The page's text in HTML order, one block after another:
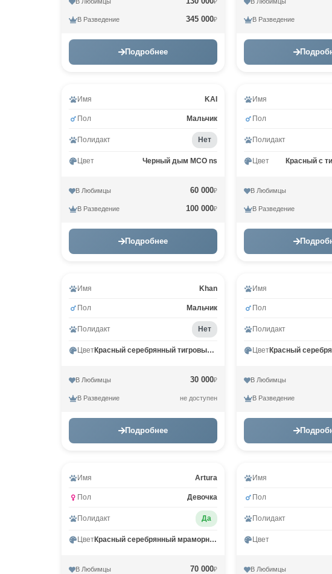
₽
В Разведение 345 000₽
Подробнее
В Разведение
Имя KAI
Пол Мальчик
Полидакт Нет
Цвет Черный дым MCO ns
В Любимцы 60 000₽
В Разведение 100 000₽
Подробнее
Имя
Пол
Полидакт
Цвет Красный с
В Любимцы
В Разведение
Имя Khan
Пол Мальчик
Полидакт Нет
Цвет Красный серебрянный тигровый MCO ds 23
В Любимцы 30 000₽
В Разведение не доступен
Подробнее
Видео
Имя
Пол
Полидакт
Цвет
В Любимцы
В Разведение
Имя Arturа
Пол Девочка
Полидакт Да
Цвет Красный серебрянный мраморный MCO ds 22
В Любимцы 70 000₽
Имя
Пол
Полидакт
Цвет
В Любимцы